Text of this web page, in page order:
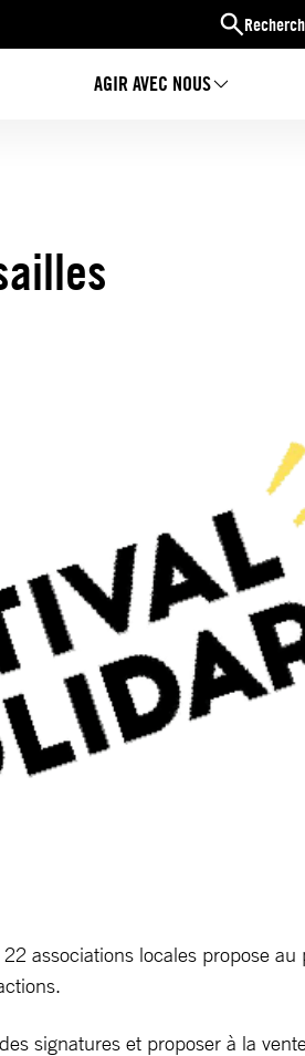
AGIR AVEC NOUS
associations locales propose
signatures et proposer à la